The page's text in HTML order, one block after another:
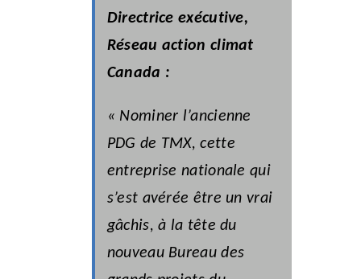
Directrice exécutive,
Réseau action climat
Canada :
« Nominer l’ancienne
PDG de TMX, cette
entreprise nationale qui
s’est avérée être un vrai
gâchis, à la tête du
nouveau Bureau des